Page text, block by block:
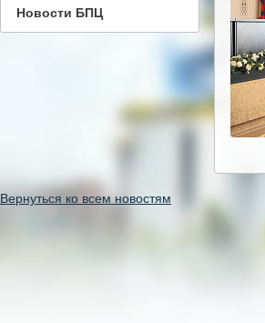
Новости БПЦ
Вернуться ко всем новостям